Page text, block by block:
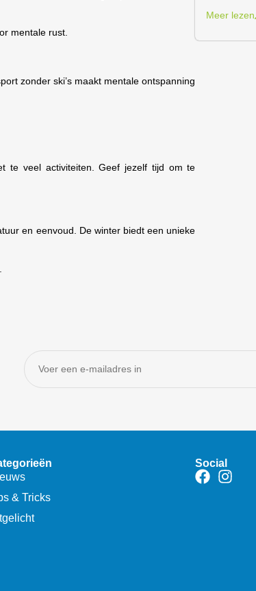
mentale rust.
zonder ski’s maakt mentale ontspanning
te veel activiteiten. Geef jezelf tijd om te
en eenvoud. De winter biedt een unieke
Meer lezen
& Tricks
Social